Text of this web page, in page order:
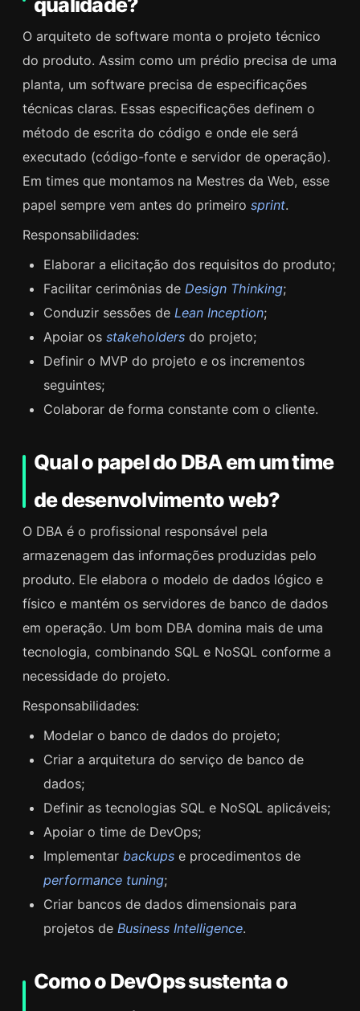
qualidade?
O arquiteto de software monta o projeto técnico
do produto. Assim como um prédio precisa de uma
planta, um software precisa de especificações
técnicas claras. Essas especificações definem o
método de escrita do código e onde ele será
executado (código-fonte e servidor de operação).
Em times que montamos na Mestres da Web, esse
papel sempre vem antes do primeiro sprint.
Responsabilidades:
Elaborar a elicitação dos requisitos do produto;
Facilitar cerimônias deDesign Thinking;
Conduzir sessões deLean Inception;
Apoiar osstakeholders do projeto;
Definir o MVP do projeto e os incrementos
seguintes;
Colaborar de forma constante com o cliente.
Qual o papel do DBA em um time
de desenvolvimento web?
O DBA é o profissional responsável pela
armazenagem das informações produzidas pelo
produto. Ele elabora o modelo de dados lógico e
físico e mantém os servidores de banco de dados
em operação. Um bom DBA domina mais de uma
tecnologia, combinando SQL e NoSQL conforme a
necessidade do projeto.
Responsabilidades:
Modelar o banco de dados do projeto;
Criar a arquitetura do serviço de banco de
dados;
Definir as tecnologias SQL e NoSQL aplicáveis;
Apoiar o time de DevOps;
Implementarbackups e procedimentos de
performance tuning;
Criar bancos de dados dimensionais para
projetos deBusiness Intelligence.
Como o DevOps sustenta o